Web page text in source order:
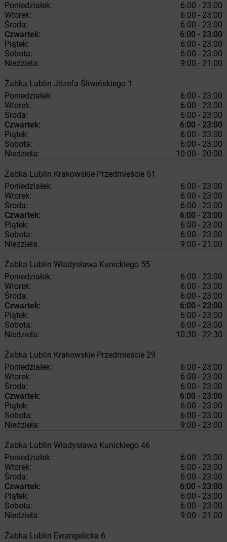
Poniedziałek:
6:00 - 23:00
Wtorek:
6:00 - 23:00
Środa:
6:00 - 23:00
Czwartek:
6:00 - 23:00
Piątek:
6:00 - 23:00
Sobota:
6:00 - 23:00
Niedziela:
9:00 - 21:00
Żabka Lublin Józefa Śliwińskiego 1
Poniedziałek:
6:00 - 23:00
Wtorek:
6:00 - 23:00
Środa:
6:00 - 23:00
Czwartek:
6:00 - 23:00
Piątek:
6:00 - 23:00
Sobota:
6:00 - 23:00
Niedziela:
10:00 - 20:00
Żabka Lublin Krakowskie Przedmieście 51
Poniedziałek:
6:00 - 23:00
Wtorek:
6:00 - 23:00
Środa:
6:00 - 23:00
Czwartek:
6:00 - 23:00
Piątek:
6:00 - 23:00
Sobota:
6:00 - 23:00
Niedziela:
9:00 - 21:00
Żabka Lublin Władysława Kunickiego 55
Poniedziałek:
6:00 - 23:00
Wtorek:
6:00 - 23:00
Środa:
6:00 - 23:00
Czwartek:
6:00 - 23:00
Piątek:
6:00 - 23:00
Sobota:
6:00 - 23:00
Niedziela:
10:30 - 22:30
Żabka Lublin Krakowskie Przedmieście 29
Poniedziałek:
6:00 - 23:00
Wtorek:
6:00 - 23:00
Środa:
6:00 - 23:00
Czwartek:
6:00 - 23:00
Piątek:
6:00 - 23:00
Sobota:
6:00 - 23:00
Niedziela:
9:00 - 23:00
Żabka Lublin Władysława Kunickiego 46
Poniedziałek:
6:00 - 23:00
Wtorek:
6:00 - 23:00
Środa:
6:00 - 23:00
Czwartek:
6:00 - 23:00
Piątek:
6:00 - 23:00
Sobota:
6:00 - 23:00
Niedziela:
9:00 - 21:00
Żabka Lublin Ewangelicka 6